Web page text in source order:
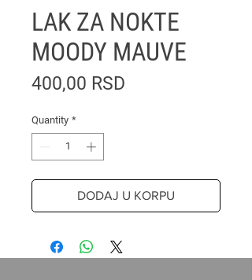
LAK ZA NOKTE
MOODY MAUVE
400,00 RSD
Quantity *
DODAJ U KORPU